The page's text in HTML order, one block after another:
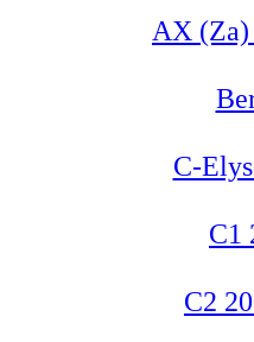
AX (Za)
C-
C1
C2